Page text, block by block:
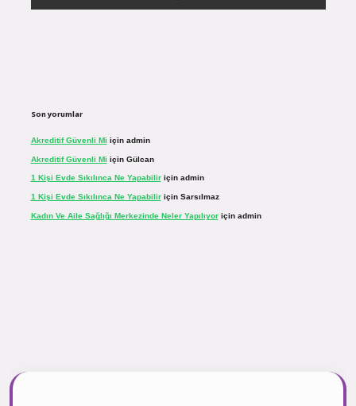
Son yorumlar
Akreditif Güvenli Mi için admin
Akreditif Güvenli Mi için Gülcan
1 Kişi Evde Sıkılınca Ne Yapabiliriçin admin
1 Kişi Evde Sıkılınca Ne Yapabiliriçin Sarsılmaz
Kadın Ve Aile Sağlığı Merkezinde Neler Yapılıyoriçin admin